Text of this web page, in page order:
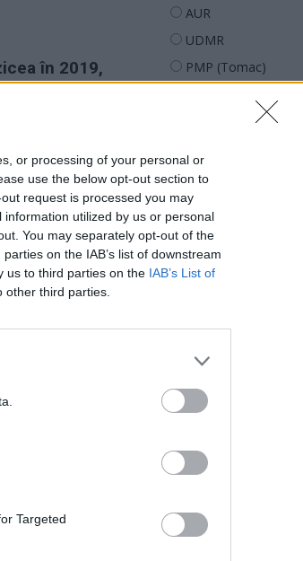
or processing of your personal or
use the below opt-out section to
request is processed you may
utilized by us or personal
You may separately opt-out of the
on the IAB’s list of downstream
us to third parties on the IAB’s List of
third parties.
Targeted
în 2019,
de
de ce a
Dăncilă),
dreptate, un
AUR
UDMR
PMP (Tomac)
Forța Dreptei (L.
SENS
SOS (Șoșoacă)
POT (Gavrilă)
PACE (Peia)
Acțiunea
PNȚCD (Pavelescu)
PNCR (Terheș)
Partidul Patrioților
România pe